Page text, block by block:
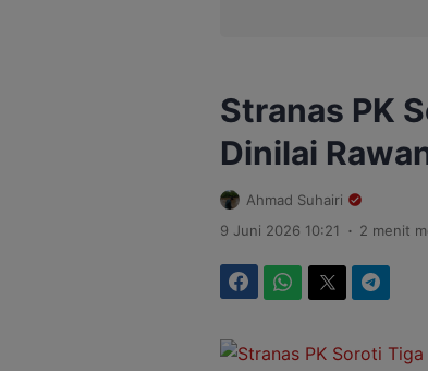
Stranas PK
Dinilai
Ahmad Suhairi
9 Juni 2026 10:21
. 2 menit